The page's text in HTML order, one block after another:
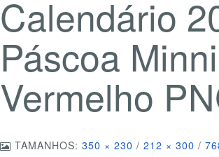
Calendário
Páscoa
Vermelho
TAMANHOS:350 × 230 / 212 × 300 /